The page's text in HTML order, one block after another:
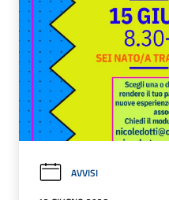
AVVISI